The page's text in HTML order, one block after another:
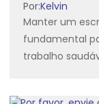
Por:Kelvin
Manter um
fundamental
trabalho